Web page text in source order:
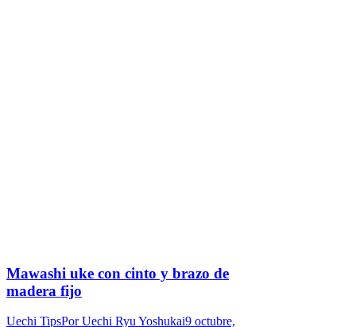
Mawashi uke con cinto y brazo de
madera fijo
Uechi TipsPorUechi Ryu Yoshukai9 octubre,